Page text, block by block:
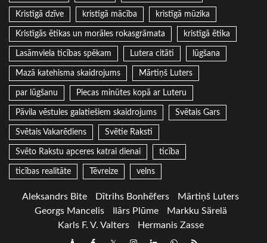
Kristīgā dzīve kristīgā mācība kristīgā mūzika
Kristīgās ētikas un morāles rokasgrāmata kristīgā ētika
Lasāmviela ticības spēkam Lutera citāti lūgšana
Mazā katehisma skaidrojums Mārtiņš Luters
par lūgšanu Piecas minūtes kopā ar Luteru
Pāvila vēstules galatiešiem skaidrojums Svētais Gars
Svētais Vakarēdiens Svētie Raksti
Svēto Rakstu apceres katrai dienai ticība
ticības realitāte Tēvreize velns
Aleksandrs Bite Dītrihs Bonhēfers
Mārtiņš Luters
Georgs Mancelis
Ilārs Plūme
Markku Särelä
Karls F. V. Valters
Hermanis Zasse